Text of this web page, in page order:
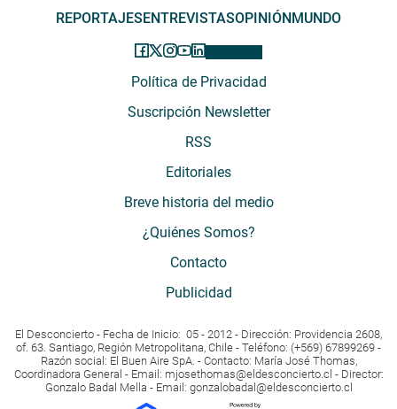
REPORTAJESENTREVISTASOPINIÓNMUNDO
Política de Privacidad
Suscripción Newsletter
RSS
Editoriales
Breve historia del medio
¿Quiénes Somos?
Contacto
Publicidad
El Desconcierto - Fecha de Inicio: 05 - 2012 - Dirección: Providencia 2608,
of. 63. Santiago, Región Metropolitana, Chile - Teléfono: (+569) 67899269 -
Razón social: El Buen Aire SpA. - Contacto: María José Thomas,
Coordinadora General - Email: mjosethomas@eldesconcierto.cl - Director:
Gonzalo Badal Mella - Email: gonzalobadal@eldesconcierto.cl